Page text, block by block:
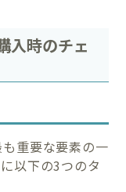
入時のチェ
重要な要素の一
以下の3つのタ